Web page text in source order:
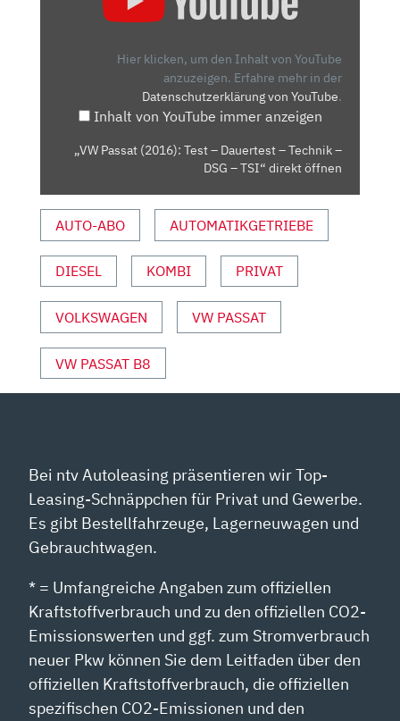
TECHNIK
TSI“
VON
ANZEIGEN
Hier klicken, um den Inhalt von YouTube
anzuzeigen. Erfahre mehr in der
Datenschutzerklärung von YouTube.
Inhalt von YouTube immer anzeigen
„VW Passat (2016): Test – Dauertest – Technik –
DSG – TSI“ direkt öffnen
AUTO-ABO AUTOMATIKGETRIEBE
DIESEL KOMBI PRIVAT
VOLKSWAGEN VW PASSAT
VW PASSAT B8
Bei ntv Autoleasing präsentieren wir Top-
Leasing-Schnäppchen für Privat und Gewerbe.
Es gibt Bestellfahrzeuge, Lagerneuwagen und
Gebrauchtwagen.
* = Umfangreiche Angaben zum offiziellen
Kraftstoffverbrauch und zu den offiziellen CO2-
Emissionswerten und ggf. zum Stromverbrauch
neuer Pkw können Sie dem Leitfaden über den
offiziellen Kraftstoffverbrauch, die offiziellen
spezifischen CO2-Emissionen und den